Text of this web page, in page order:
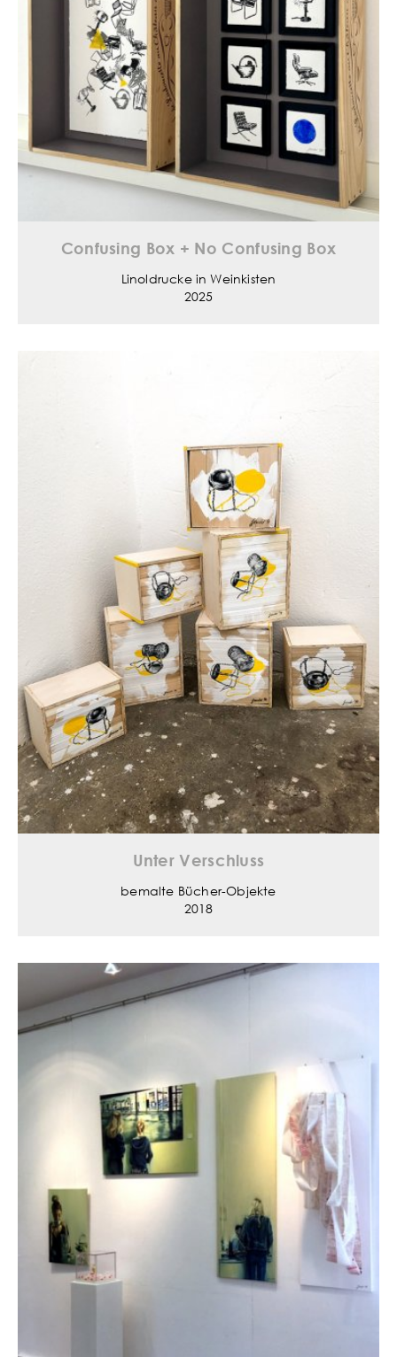
Confusing Box + No Confusing Box
Linoldrucke in Weinkisten
2025
Unter Verschluss
bemalte Bücher-Objekte
2018